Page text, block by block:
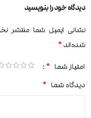
دیدگاه خود را بنویسید
نشانی ایمیل شما منتشر
شده‌اند*
امتیاز شما *
دیدگاه شما *